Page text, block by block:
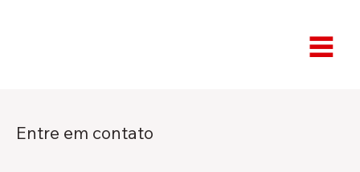
Entre em contato